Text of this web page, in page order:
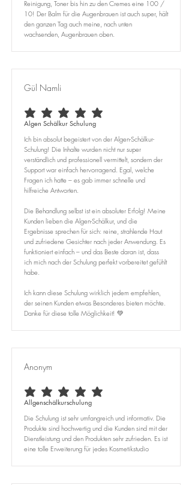
Reinigung, Toner bis hin zu den Cremes eine 100 /
10! Der Balm für die Augenbrauen ist auch super, hält
den ganzen Tag auch meine, nach unten
wachsenden, Augenbrauen oben.
Gül Namli
durchschnittliches Rating ist 5 von 5
Algen Schälkur Schulung
Ich bin absolut begeistert von der Algen-Schälkur-
Schulung! Die Inhalte wurden nicht nur super
verständlich und professionell vermittelt, sondern der
Support war einfach hervorragend. Egal, welche
Fragen ich hatte – es gab immer schnelle und
hilfreiche Antworten.
Die Behandlung selbst ist ein absoluter Erfolg! Meine
Kunden lieben die Algen-Schälkur, und die
Ergebnisse sprechen für sich: reine, strahlende Haut
und zufriedene Gesichter nach jeder Anwendung. Es
funktioniert einfach – und das Beste daran ist, dass
ich mich nach der Schulung perfekt vorbereitet gefühlt
habe.
Ich kann diese Schulung wirklich jedem empfehlen,
der seinen Kunden etwas Besonderes bieten möchte.
Danke für diese tolle Möglichkeit! 💚
Anonym
durchschnittliches Rating ist 5 von 5
Allgenschälkurschulung
Die Schulung ist sehr umfangreich und informativ. Die
Produkte sind hochwertig und die Kunden sind mit der
Dienstleistung und den Produkten sehr zufrieden. Es ist
eine tolle Erweiterung für jedes Kosmetikstudio